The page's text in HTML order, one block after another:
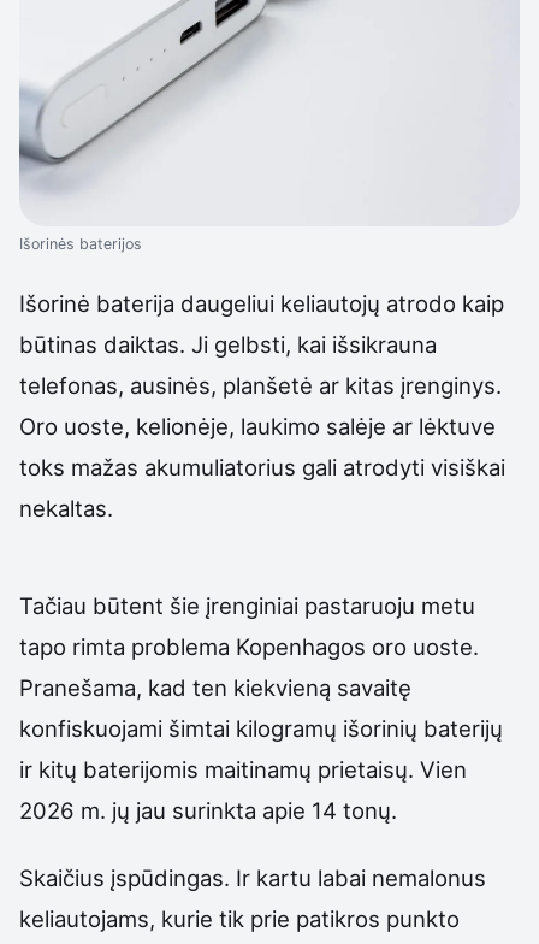
Išorinės baterijos
Išorinė baterija daugeliui keliautojų atrodo kaip
būtinas daiktas. Ji gelbsti, kai išsikrauna
telefonas, ausinės, planšetė ar kitas įrenginys.
Oro uoste, kelionėje, laukimo salėje ar lėktuve
toks mažas akumuliatorius gali atrodyti visiškai
nekaltas.
Tačiau būtent šie įrenginiai pastaruoju metu
tapo rimta problema Kopenhagos oro uoste.
Pranešama, kad ten kiekvieną savaitę
konfiskuojami šimtai kilogramų išorinių baterijų
ir kitų baterijomis maitinamų prietaisų. Vien
2026 m. jų jau surinkta apie 14 tonų.
Skaičius įspūdingas. Ir kartu labai nemalonus
keliautojams, kurie tik prie patikros punkto